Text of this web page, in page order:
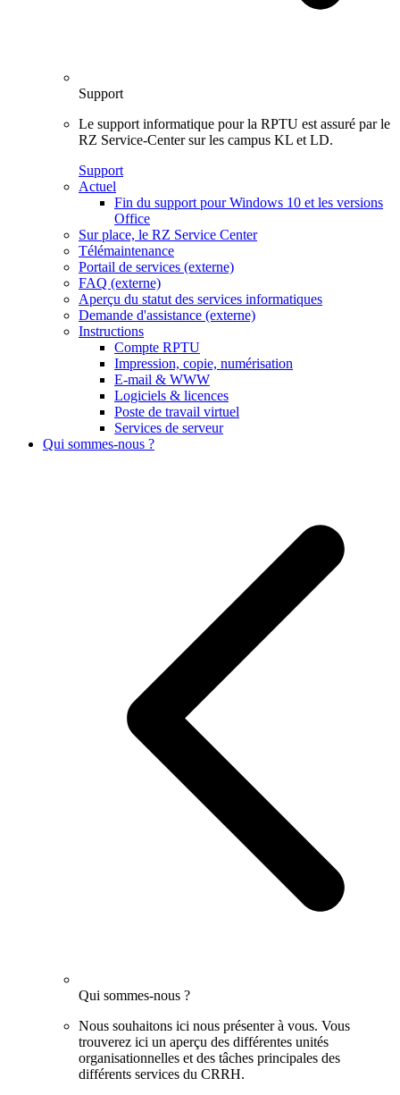
Support
Le support informatique pour la RPTU est assuré par le
RZ Service-Center sur les campus KL et LD.
Support
Actuel
Fin du support pour Windows 10 et les versions
Office
Sur place, le RZ Service Center
Télémaintenance
Portail de services (externe)
FAQ (externe)
Aperçu du statut des services informatiques
Demande d'assistance (externe)
Instructions
Compte RPTU
Impression, copie, numérisation
E-mail & WWW
Logiciels & licences
Poste de travail virtuel
Services de serveur
Qui sommes-nous ?
Qui sommes-nous ?
Nous souhaitons ici nous présenter à vous. Vous
trouverez ici un aperçu des différentes unités
organisationnelles et des tâches principales des
différents services du CRRH.